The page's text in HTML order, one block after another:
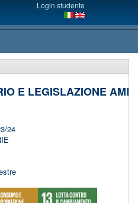
Login studente
E LEGISLAZIONE
24